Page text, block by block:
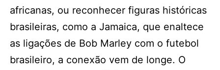
africanas, ou reconhecer figuras históricas
brasileiras, como a Jamaica, que enaltece
as ligações de Bob Marley com o futebol
brasileiro, a conexão vem de longe. O